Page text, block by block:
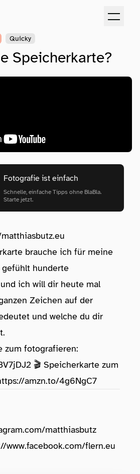
Quicky
Speicherkarte?
Fotografie ist einfach
Schnelle, einfache Tipps ohne BlaBla.
Starte jetzt.
brauche ich für meine
gefühlt hunderte
ich will dir heute mal
Zeichen auf der
und welche du dir
zum fotografieren:
🎬 Speicherkarte zum
amzn.to/4g6NgC7
matthiasbutz
www.facebook.com/flern.eu